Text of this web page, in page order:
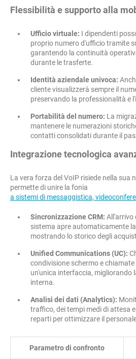
Flessibilità e supporto alla
Ufficio virtuale: I dipendenti
proprio numero d'ufficio tramite
garantendo la continuità
durante le trasferte.
Identità aziendale univoca:
cliente visualizzerà sempre il
preservando la professionalità e
Portabilità del numero: La
mantenere le numerazioni
contatti consolidati durante il
Integrazione tecnologica
La vera forza del VoIP risiede nella sua
permette di unire la fonia
a sistemi di messaggistica,
Sincronizzazione CRM: All'arrivo
sistema apre automaticamente
mostrando lo storico degli
Unified Communications (UC):
condivisione schermo e
un'unica interfaccia, migliorando
interna.
Analisi dei dati (Analytics):
traffico, dei tempi medi di attesa
reparti per ottimizzare il
Parametro di confronto